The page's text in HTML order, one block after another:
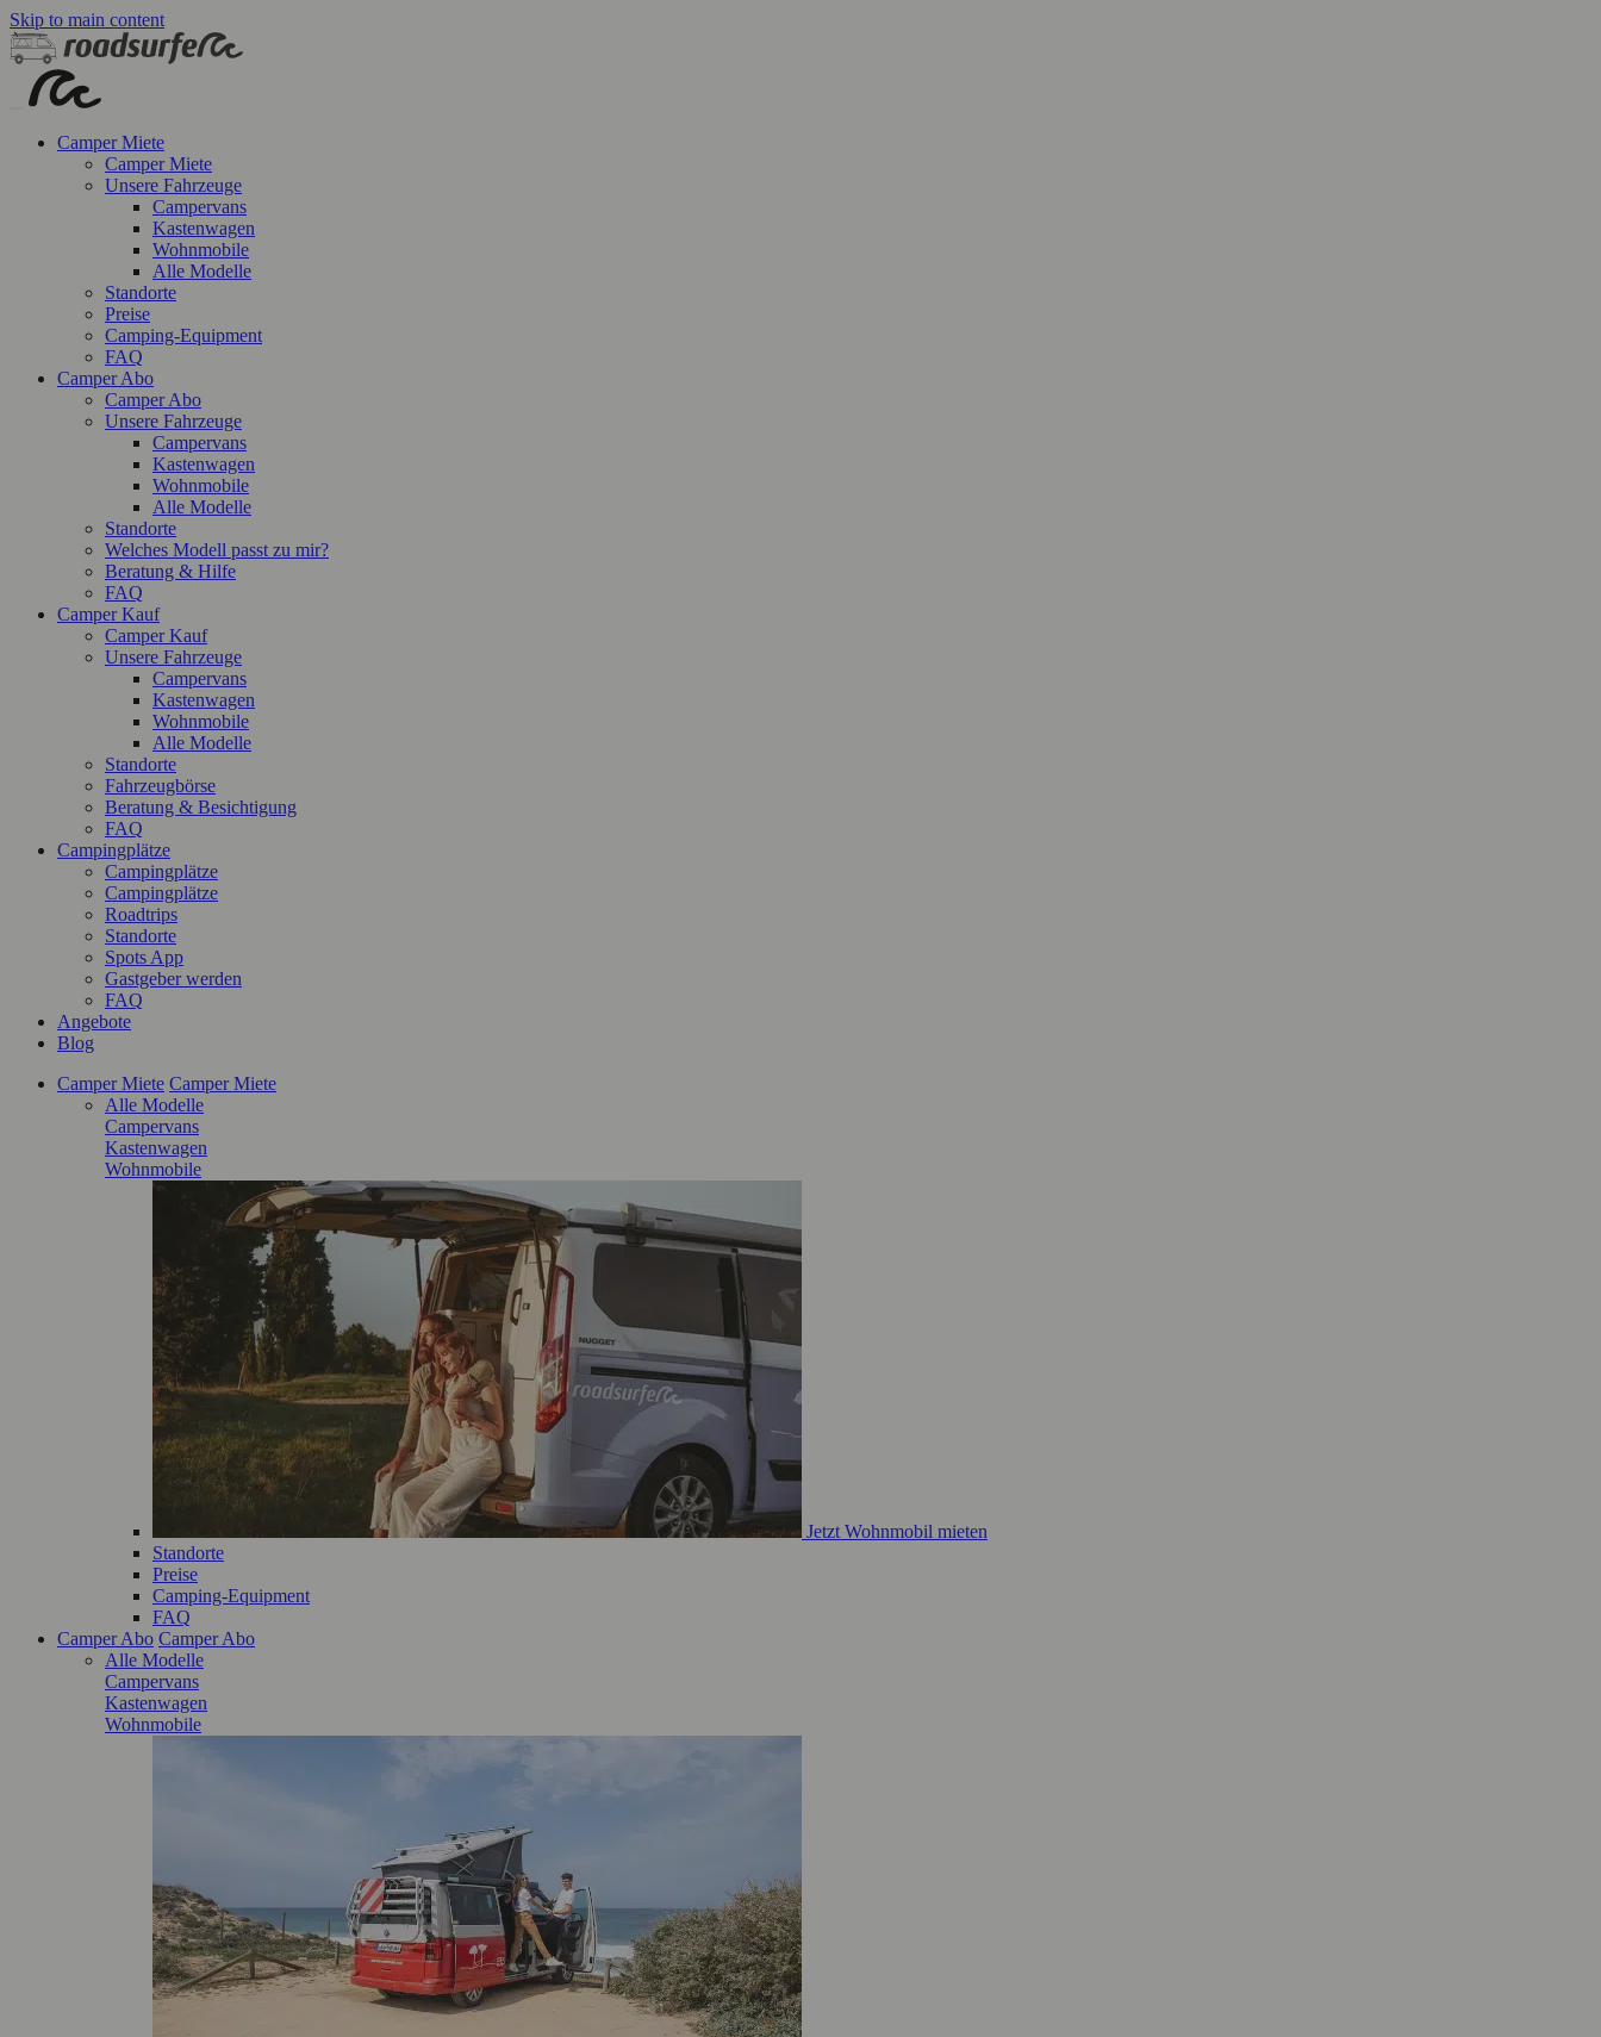
Skip to main content
Camper Miete
Camper Miete
Unsere Fahrzeuge
Campervans
Kastenwagen
Wohnmobile
Alle Modelle
Standorte
Preise
Camping-Equipment
FAQ
Camper Abo
Camper Abo
Unsere Fahrzeuge
Campervans
Kastenwagen
Wohnmobile
Alle Modelle
Standorte
Welches Modell passt zu mir?
Beratung & Hilfe
FAQ
Camper Kauf
Camper Kauf
Unsere Fahrzeuge
Campervans
Kastenwagen
Wohnmobile
Alle Modelle
Standorte
Fahrzeugbörse
Beratung & Besichtigung
FAQ
Campingplätze
Campingplätze
Campingplätze
Roadtrips
Standorte
Spots App
Gastgeber werden
FAQ
Angebote
Blog
Camper Miete Camper Miete
Alle Modelle
Campervans
Kastenwagen
Wohnmobile
Jetzt Wohnmobil mieten
Standorte
Preise
Camping-Equipment
FAQ
Camper Abo Camper Abo
Alle Modelle
Campervans
Kastenwagen
Wohnmobile